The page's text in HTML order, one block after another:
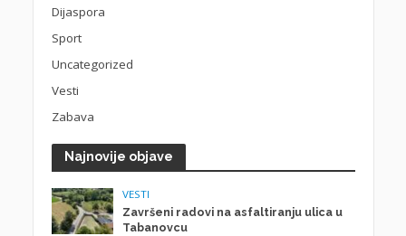
Dijaspora
Sport
Uncategorized
Vesti
Zabava
Najnovije objave
VESTI
Završeni radovi na asfaltiranju ulica u
Tabanovcu